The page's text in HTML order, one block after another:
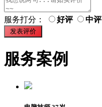
服务打分： 好评 中评
服务案例